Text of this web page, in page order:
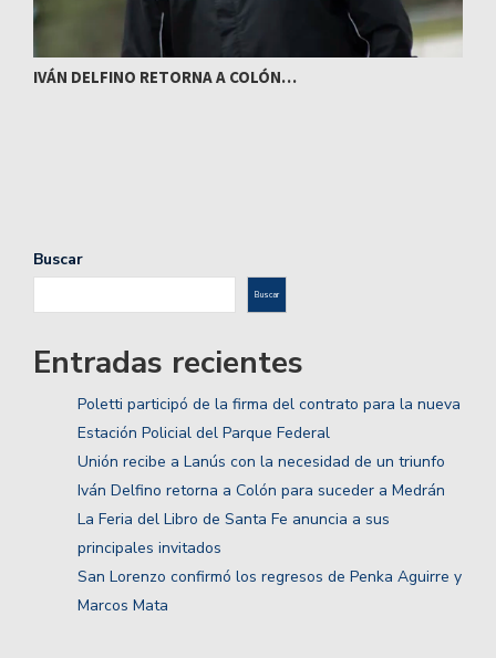
IVÁN DELFINO RETORNA A COLÓN…
Buscar
Buscar
Entradas recientes
Poletti participó de la firma del contrato para la nueva
Estación Policial del Parque Federal
Unión recibe a Lanús con la necesidad de un triunfo
Iván Delfino retorna a Colón para suceder a Medrán
La Feria del Libro de Santa Fe anuncia a sus
principales invitados
San Lorenzo confirmó los regresos de Penka Aguirre y
Marcos Mata